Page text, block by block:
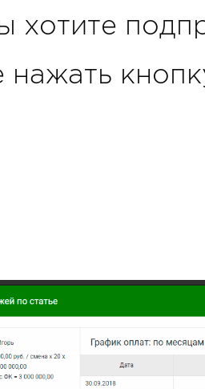
хотите
нажать